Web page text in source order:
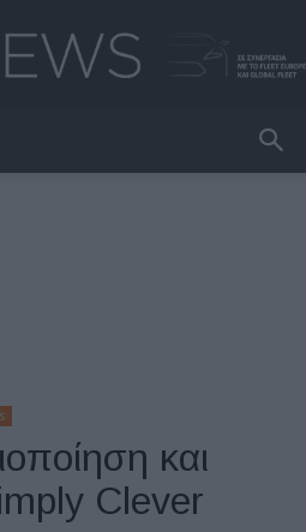
και
Clever